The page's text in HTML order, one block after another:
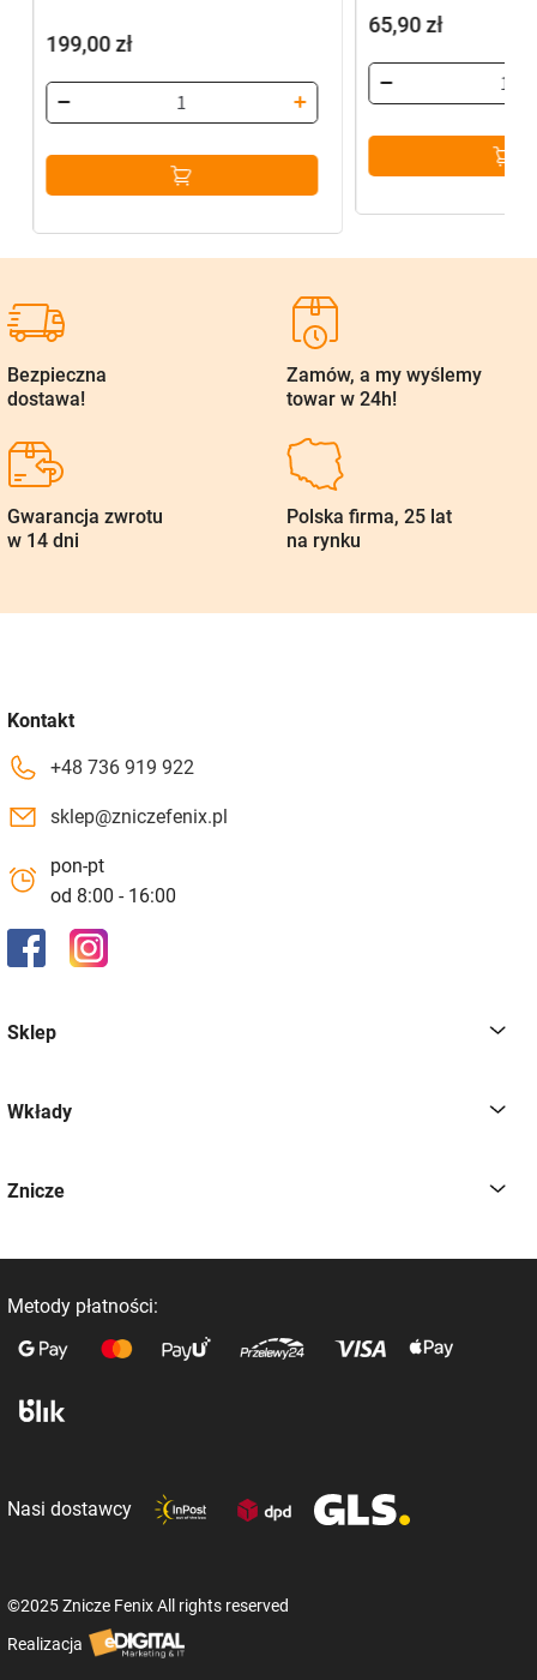
199,00zł
65,90zł
Bezpieczna
dostawa!
Zamów, a my wyślemy
towar w 24h!
Gwarancja zwrotu
w 14 dni
Polska firma, 25 lat
na rynku
Kontakt
+48 736 919 922
sklep@zniczefenix.pl
pon-pt
od 8:00 - 16:00
Sklep
Wkłady
Znicze
Metody płatności:
Nasi dostawcy
©2025 Znicze Fenix All rights reserved
Realizacja